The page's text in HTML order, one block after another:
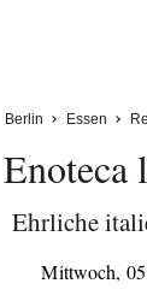
Berlin Essen
Ehrliche
Mittwoch,